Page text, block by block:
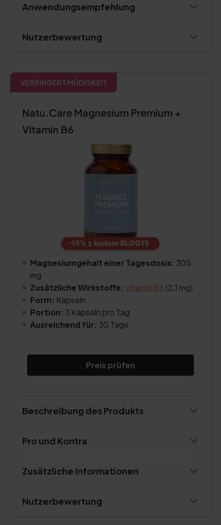
Anwendungsempfehlung
Nutzerbewertung
VERRINGERT MÜDIGKEIT
Natu.Care Magnesium Premium +
Vitamin B6
Magnesiumgehalt einer Tagesdosis: 305
mg
Zusätzliche Wirkstoffe: Vitamin B6 (2,1 mg)
Form: Kapseln
Portion: 3 Kapseln pro Tag
Ausreichend für: 30 Tage
Preis prüfen
Beschreibung des Produkts
Pro und Kontra
Zusätzliche Informationen
Nutzerbewertung